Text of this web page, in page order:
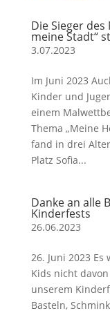
Die Sieger
meine Stadt“
3.07.2023
Im Juni 2023
Kinder und
einem
Thema „Meine
fand in drei
Platz Sofia...
Danke an alle
Kinderfests
26.06.2023
26. Juni 2023
Kids nicht
unserem
Basteln,